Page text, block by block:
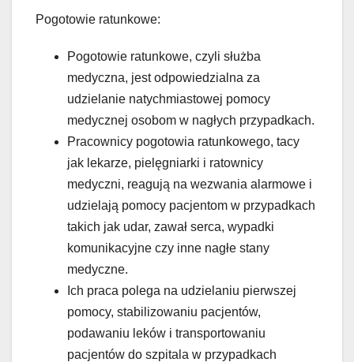
Pogotowie ratunkowe:
Pogotowie ratunkowe, czyli służba
medyczna, jest odpowiedzialna za
udzielanie natychmiastowej pomocy
medycznej osobom w nagłych przypadkach.
Pracownicy pogotowia ratunkowego, tacy
jak lekarze, pielęgniarki i ratownicy
medyczni, reagują na wezwania alarmowe i
udzielają pomocy pacjentom w przypadkach
takich jak udar, zawał serca, wypadki
komunikacyjne czy inne nagłe stany
medyczne.
Ich praca polega na udzielaniu pierwszej
pomocy, stabilizowaniu pacjentów,
podawaniu leków i transportowaniu
pacjentów do szpitala w przypadkach